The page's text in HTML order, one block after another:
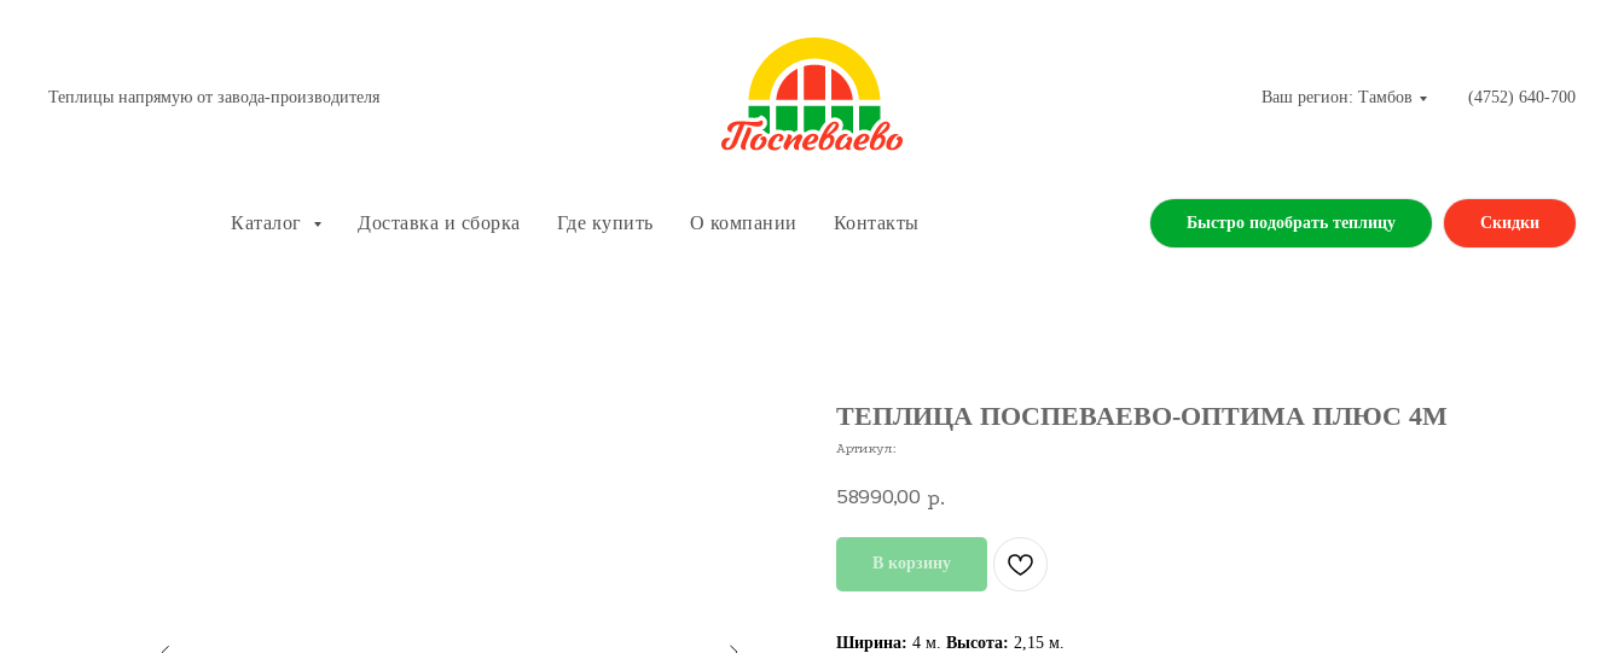
Теплицы напрямую от завода-производителя Ваш регион: Тамбов (4752) 640-700
Каталог Доставка и сборка Где купить О компании Контакты Быстро подобрать теплицу Скидки
ТЕПЛИЦА ПОСПЕВАЕВО-ОПТИМА ПЛЮС 4М
Артикул:
58990,00 р.
В корзину
Ширина: 4 м. Высота: 2,15 м.